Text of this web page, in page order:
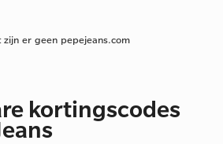
er geen pepejeans.com
kortingscodes